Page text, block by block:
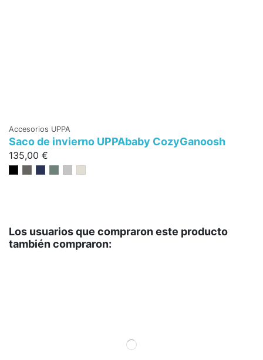
Accesorios UPPA
Saco de invierno UPPAbaby CozyGanoosh
135,00 €
Los usuarios que compraron este producto
también compraron: